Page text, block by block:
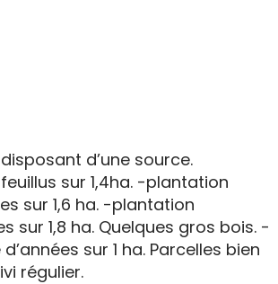
d’une source.
sur 1,4ha. -plantation
sur 1,6 ha. -plantation
sur 1,8 ha. Quelques gros bois. -
sur 1 ha. Parcelles bien
régulier.